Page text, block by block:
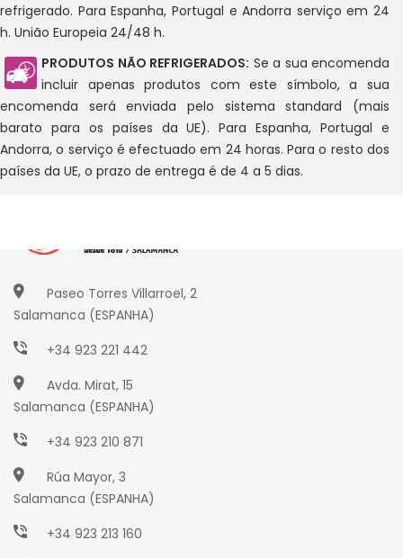
refrigerado. Para Espanha, Portugal e Andorra serviço em 24
h. União Europeia 24/48 h.
PRODUTOS NÃO REFRIGERADOS: Se a sua encomenda
incluir apenas produtos com este símbolo, a sua
encomenda será enviada pelo sistema standard (mais
barato para os países da UE). Para Espanha, Portugal e
Andorra, o serviço é efectuado em 24 horas. Para o resto dos
países da UE, o prazo de entrega é de 4 a 5 dias.
Paseo Torres Villarroel, 2
Salamanca (ESPANHA)
+34 923 221 442
Avda. Mirat, 15
Salamanca (ESPANHA)
+34 923 210 871
Rúa Mayor, 3
Salamanca (ESPANHA)
+34 923 213 160